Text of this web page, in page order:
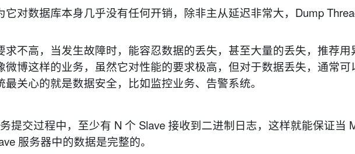
对数据库本身几乎没有任何开销，除非主从延迟非常大，Dump
求不高，当发生故障时，能容忍数据的丢失，甚至大量的丢失，推荐用
微博这样的业务，虽然它对性能的要求极高，但对于数据丢失，通常可
关心的就是数据安全，比如监控业务、告警系统。
提交过程中，至少有 N 个 Slave 接收到二进制日志，这样就能保证当
服务器中的数据是完整的。